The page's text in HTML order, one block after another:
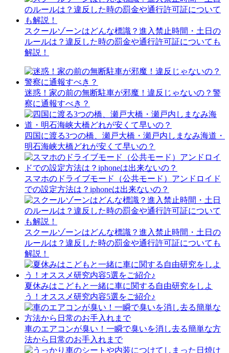
スクールゾーンはどんな標識？進入禁止時間・土日の
ルールは？違反した時の罰金や通行許可証についても
解説！
迷惑！家の前の無断駐車が邪魔！違反じゃないの？警
察に通報すべき？
四国に渡る3つの橋、瀬戸大橋・瀬戸内しまなみ海道・
明石海峡大橋どれが安くて早いの？
スマホのドライブモード（公共モード）アンドロイド
での設定方法は？iphoneは出来ないの？
スクールゾーンはどんな標識？進入禁止時間・土日の
ルールは？違反した時の罰金や通行許可証についても
解説！
夏休みはこどもと一緒に車に関する自由研究をしよ
う！オススメ研究内容5選をご紹介♪
車のエアコンが臭い！一瞬で臭いを消し去る簡単な方
法から日常のお手入れまで